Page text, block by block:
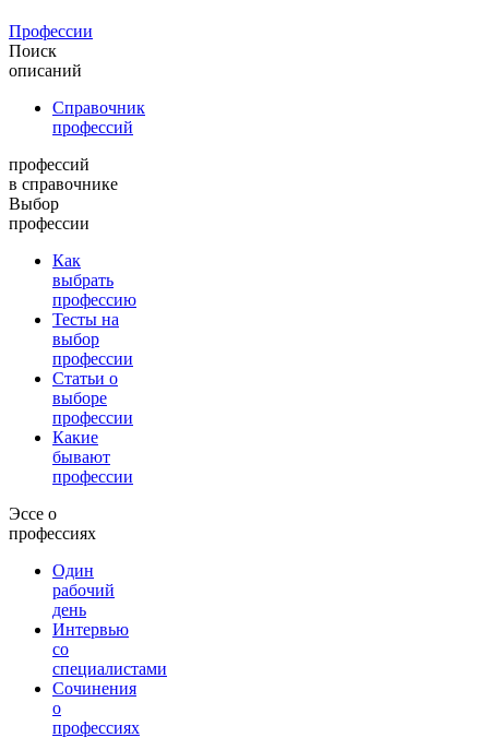
Профессии
Поиск
описаний
Справочник
профессий
профессий
в справочнике
Выбор
профессии
Как
выбрать
профессию
Тесты на
выбор
профессии
Статьи о
выборе
профессии
Какие
бывают
профессии
Эссе о
профессиях
Один
рабочий
день
Интервью
со
специалистами
Сочинения
о
профессиях